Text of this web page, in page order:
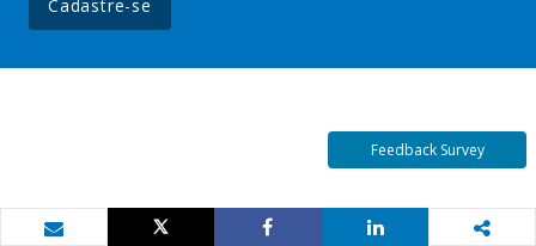
Cadastre-se
Feedback Survey